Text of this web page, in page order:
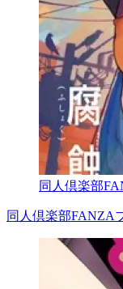
同人倶楽部
同人倶楽部FANZA